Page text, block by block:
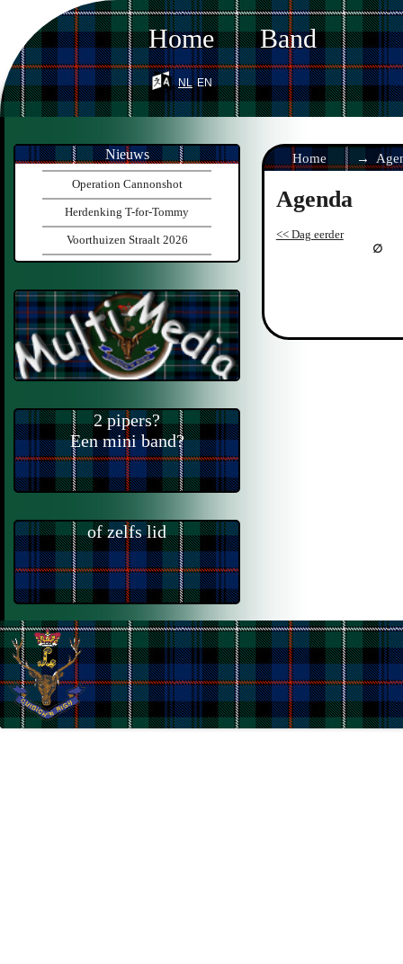
Home Band
nl en
Home
Agenda
<< Dag eerder
Nieuws
Operation Cannonshot
Herdenking T-for-Tommy
Voorthuizen Straalt 2026
2 pipers?
Een mini band?
of zelfs lid